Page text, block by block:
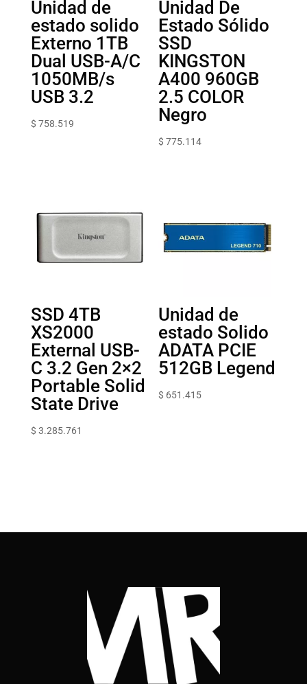
Unidad de
estado solido
Externo 1TB
Dual USB-A/C
1050MB/s
USB 3.2
$ 758.519
Unidad De
Estado Sólido
SSD
KINGSTON
A400 960GB
2.5 COLOR
Negro
$ 775.114
SSD 4TB
XS2000
External USB-
C 3.2 Gen 2×2
Portable Solid
State Drive
$ 3.285.761
Unidad de
estado Solido
ADATA PCIE
512GB Legend
$ 651.415